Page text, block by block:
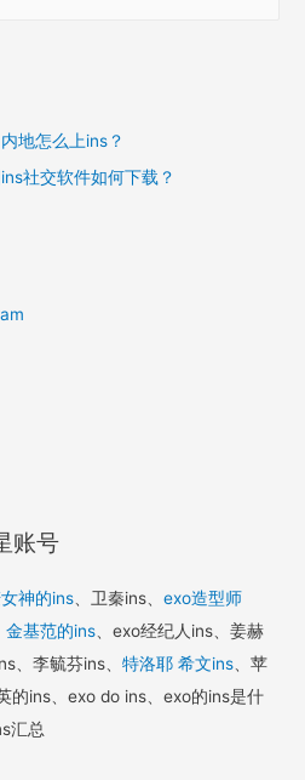
地怎么上ins？
社交软件如何下载？
账号
神的ins 、卫秦ins、exo造型师
金基范的ins 、exo经纪人ins、姜赫
、李毓芬ins、特洛耶 希文ins 、苹
的ins、exo do ins、exo的ins是什
汇总